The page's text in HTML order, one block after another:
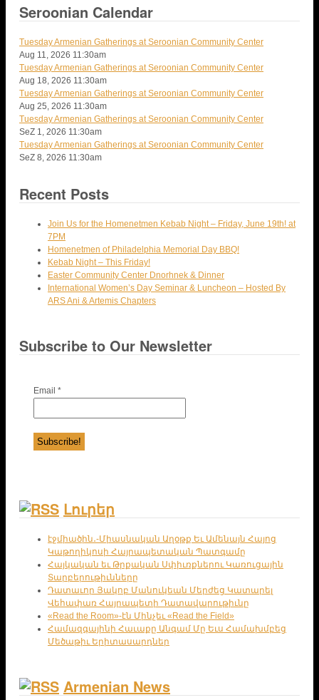
Seroonian Calendar
Tuesday Armenian Gatherings at Seroonian Community Center
Aug 11, 2026 11:30am
Tuesday Armenian Gatherings at Seroonian Community Center
Aug 18, 2026 11:30am
Tuesday Armenian Gatherings at Seroonian Community Center
Aug 25, 2026 11:30am
Tuesday Armenian Gatherings at Seroonian Community Center
SeZ 1, 2026 11:30am
Tuesday Armenian Gatherings at Seroonian Community Center
SeZ 8, 2026 11:30am
Recent Posts
Join Us for the Homenetmen Kebab Night – Friday, June 19th! at
7PM
Homenetmen of Philadelphia Memorial Day BBQ!
Kebab Night – This Friday!
Easter Community Center Dnorhnek & Dinner
International Women’s Day Seminar & Luncheon – Hosted By
ARS Ani & Artemis Chapters
Subscribe to Our Newsletter
Email *
Լուրեր
էջմիածին․-Միասնական Աղօթք Եւ Ամենայն Հայոց
Կաթողիկոսի Հայրապետական Պատգամը
Հայկական եւ Թրքական Սփիւռքներու Կառուցային
Տարբերութիւնները
Դատաւոր Յակոբ Մանուկեան Մերժեց Կատարել
Վեհափառ Հայրապետի Դատավարութիւնը
«Read the Room»-էն Մինչեւ «Read the Field»
Համազգայինի Հաւաքը Անգամ Մը Եւս Համախմբեց
Մեծաթիւ Երիտասարդներ
Armenian News